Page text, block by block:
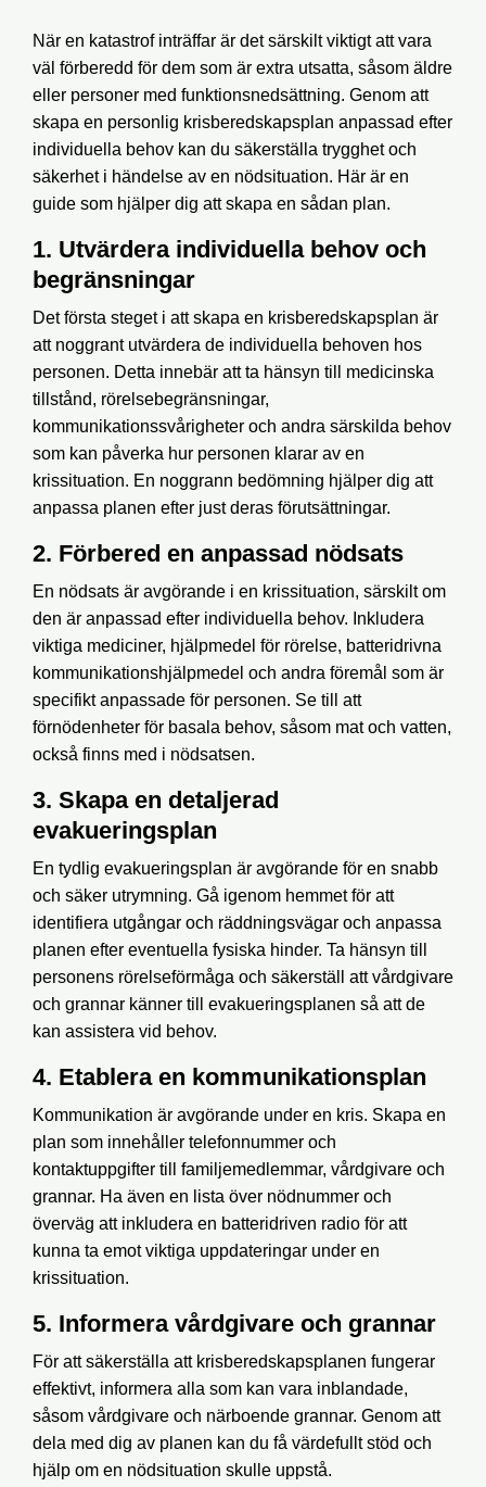
När en katastrof inträffar är det särskilt viktigt att vara
väl förberedd för dem som är extra utsatta, såsom äldre
eller personer med funktionsnedsättning. Genom att
skapa en personlig krisberedskapsplan anpassad efter
individuella behov kan du säkerställa trygghet och
säkerhet i händelse av en nödsituation. Här är en
guide som hjälper dig att skapa en sådan plan.
1. Utvärdera individuella behov och
begränsningar
Det första steget i att skapa en krisberedskapsplan är
att noggrant utvärdera de individuella behoven hos
personen. Detta innebär att ta hänsyn till medicinska
tillstånd, rörelsebegränsningar,
kommunikationssvårigheter och andra särskilda behov
som kan påverka hur personen klarar av en
krissituation. En noggrann bedömning hjälper dig att
anpassa planen efter just deras förutsättningar.
2. Förbered en anpassad nödsats
En nödsats är avgörande i en krissituation, särskilt om
den är anpassad efter individuella behov. Inkludera
viktiga mediciner, hjälpmedel för rörelse, batteridrivna
kommunikationshjälpmedel och andra föremål som är
specifikt anpassade för personen. Se till att
förnödenheter för basala behov, såsom mat och vatten,
också finns med i nödsatsen.
3. Skapa en detaljerad
evakueringsplan
En tydlig evakueringsplan är avgörande för en snabb
och säker utrymning. Gå igenom hemmet för att
identifiera utgångar och räddningsvägar och anpassa
planen efter eventuella fysiska hinder. Ta hänsyn till
personens rörelseförmåga och säkerställ att vårdgivare
och grannar känner till evakueringsplanen så att de
kan assistera vid behov.
4. Etablera en kommunikationsplan
Kommunikation är avgörande under en kris. Skapa en
plan som innehåller telefonnummer och
kontaktuppgifter till familjemedlemmar, vårdgivare och
grannar. Ha även en lista över nödnummer och
överväg att inkludera en batteridriven radio för att
kunna ta emot viktiga uppdateringar under en
krissituation.
5. Informera vårdgivare och grannar
För att säkerställa att krisberedskapsplanen fungerar
effektivt, informera alla som kan vara inblandade,
såsom vårdgivare och närboende grannar. Genom att
dela med dig av planen kan du få värdefullt stöd och
hjälp om en nödsituation skulle uppstå.